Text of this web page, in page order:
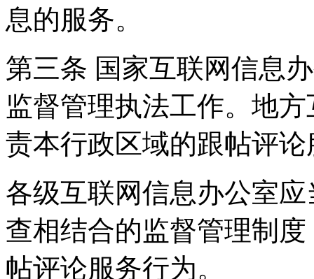
息的服务。
第三条 国家互联网信息
监督管理执法工作。地
责本行政区域的跟帖评
各级互联网信息办公室
查相结合的监督管理制
帖评论服务行为。